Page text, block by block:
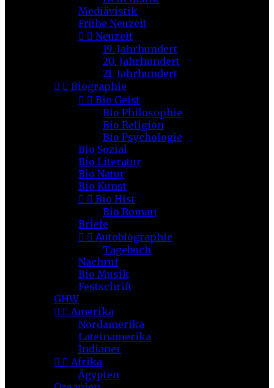
Mediävistik
Frühe Neuzeit
  Neuzeit
19. Jahrhundert
20. Jahrhundert
21. Jahrhundert
  Biographie
  Bio Geist
Bio Philosophie
Bio Religion
Bio Psychologie
Bio Sozial
Bio Literatur
Bio Natur
Bio Kunst
  Bio Hist
Bio Roman
Briefe
  Autobiographie
Tagebuch
Nachruf
Bio Musik
Festschrift
GHW
  Amerika
Nordamerika
Lateinamerika
Indianer
  Afrika
Ägypten